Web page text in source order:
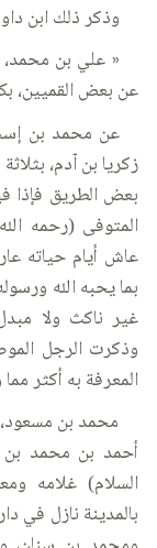
وذكر ذلك ابن
« علي بن محمد،
عن بعض القميين،
عن محمد بن
زكريا بن آدم،
بعض الطريق فإذا
المتوفى (رحمه
عاش أيام حياته
بما يحبه الله
غير ناكث ولا
وذكرت الرجل
المعرفة به أكثر
محمد بن
أحمد بن محمد بن
السلام) غلامه
بالمدينة نازل في